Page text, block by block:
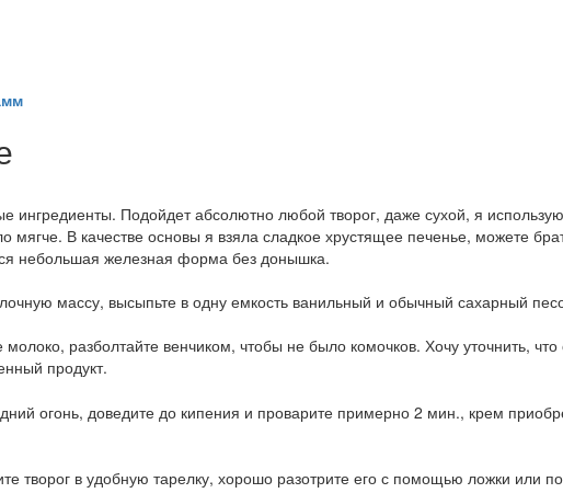
ингредиенты. Подойдет абсолютно любой творог, даже сухой, я
мягче. В качестве основы я взяла сладкое хрустящее печенье, можете
небольшая железная форма без донышка.
массу, высыпьте в одну емкость ванильный и обычный сахарный
разболтайте венчиком, чтобы не было комочков. Хочу уточнить,
продукт.
огонь, доведите до кипения и проварите примерно 2 мин., крем
творог в удобную тарелку, хорошо разотрите его с помощью ложки или